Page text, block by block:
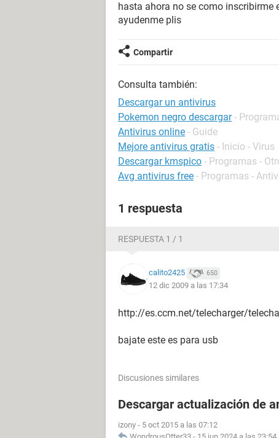
hasta ahora no se como inscribirme
ayudenme plis
Compartir
Consulta también:
Descargar un antivirus
Pokemon negro descargar -
Antivirus online - Guide
Mejore antivirus gratis - Inicio - Virus
Descargar kmspico - Programas -
Avg antivirus free - Programas -
1 respuesta
RESPUESTA 1 / 1
calito2425 650
12 dic 2009 a las 17:34
http://es.ccm.net/telecharger/
bajate este es para usb
Discusiones similares
Descargar actualización de
izony - 5 oct 2015 a las 07:12